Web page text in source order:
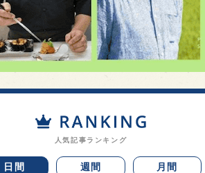
人気記事ランキング
日間 週間 月間